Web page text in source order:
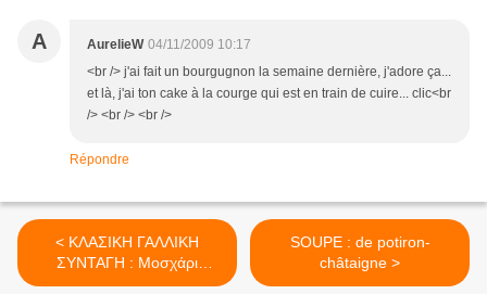
A AurelieW 04/11/2009 10:17
<br /> j'ai fait un bourgugnon la semaine dernière, j'adore ça...
et là, j'ai ton cake à la courge qui est en train de cuire... clic<br
/> <br /> <br />
Répondre
< ΚΛΑΣΙΚΗ ΓΑΛΛΙΚΗ
ΣΥΝΤΑΓΗ : Μοσχάρι
μπουργκινιόν
SOUPE : de potiron-
châtaigne >